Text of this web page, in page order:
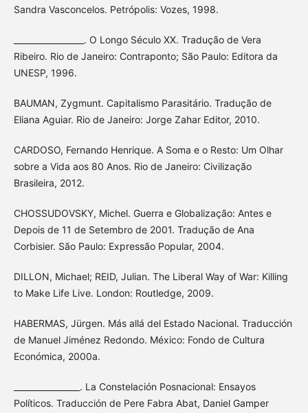
Sandra Vasconcelos. Petrópolis: Vozes, 1998.
_________________. O Longo Século XX. Tradução de Vera
Ribeiro. Rio de Janeiro: Contraponto; São Paulo: Editora da
UNESP, 1996.
BAUMAN, Zygmunt. Capitalismo Parasitário. Tradução de
Eliana Aguiar. Rio de Janeiro: Jorge Zahar Editor, 2010.
CARDOSO, Fernando Henrique. A Soma e o Resto: Um Olhar
sobre a Vida aos 80 Anos. Rio de Janeiro: Civilização
Brasileira, 2012.
CHOSSUDOVSKY, Michel. Guerra e Globalização: Antes e
Depois de 11 de Setembro de 2001. Tradução de Ana
Corbisier. São Paulo: Expressão Popular, 2004.
DILLON, Michael; REID, Julian. The Liberal Way of War: Killing
to Make Life Live. London: Routledge, 2009.
HABERMAS, Jürgen. Más allá del Estado Nacional. Traducción
de Manuel Jiménez Redondo. México: Fondo de Cultura
Económica, 2000a.
________________. La Constelación Posnacional: Ensayos
Políticos. Traducción de Pere Fabra Abat, Daniel Gamper